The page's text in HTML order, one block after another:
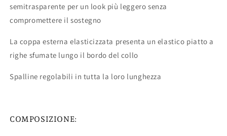
semitrasparente per un look più leggero senza
compromettere il sostegno
La coppa esterna elasticizzata presenta un elastico piatto a
righe sfumate lungo il bordo del collo
Spalline regolabili in tutta la loro lunghezza
COMPOSIZIONE: